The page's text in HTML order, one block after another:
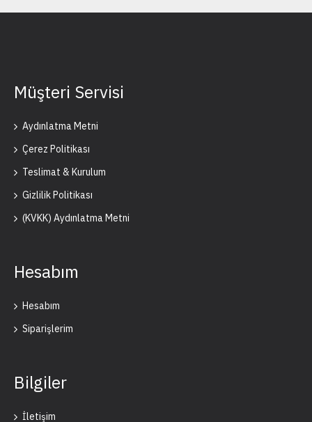
Müşteri Servisi
Aydınlatma Metni
Çerez Politikası
Teslimat & Kurulum
Gizlilik Politikası
(KVKK) Aydınlatma Metni
Hesabım
Hesabım
Siparişlerim
Bilgiler
İletişim